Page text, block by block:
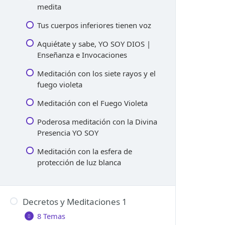
YO SOY LO QUE EL CREADOR ES
Las palabras “YO SOY”
El uso de la palabra YO SOY
Lo primero es “YO SOY”
YO SOY ÉL, ÉL ES YO
Llamen a su Presencia YO SOY |
Invocaciones y Mensaje
medita
Tus cuerpos inferiores tienen voz
Aquiétate y sabe, YO SOY DIOS |
Enseñanza e Invocaciones
Meditación con los siete rayos y el
fuego violeta
Meditación con el Fuego Violeta
Poderosa meditación con la Divina
Presencia YO SOY
Meditación con la esfera de
protección de luz blanca
Decretos y Meditaciones 1
8 Temas